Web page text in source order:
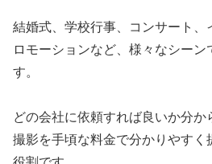
結婚式、学校行事、コンサート、
ロモーションなど、様々なシーン
す。
どの会社に依頼すれば良いか分
撮影を手頃な料金で分かりやすく